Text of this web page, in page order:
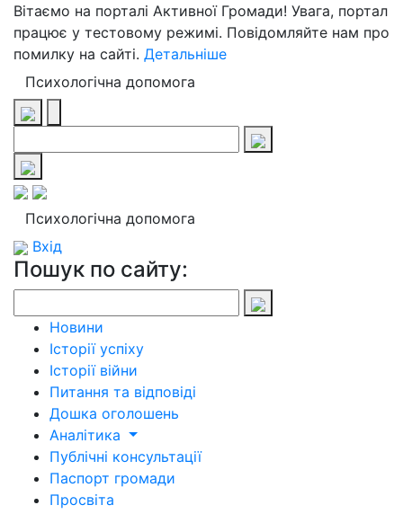
Вітаємо на порталі Активної Громади! Увага, портал
працює у тестовому режимі. Повідомляйте нам про
помилку на сайті. Детальніше
Психологічна допомога
Психологічна допомога
Вхід
Пошук по сайту:
Новини
Історії успіху
Історії війни
Питання та відповіді
Дошка оголошень
Аналітика
Публічні консультації
Паспорт громади
Просвіта